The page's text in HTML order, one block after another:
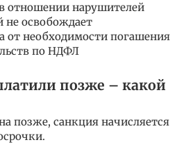
отношении нарушителей
освобождает
от необходимости погашения
по НДФЛ
позже – какой
позже, санкция начисляется